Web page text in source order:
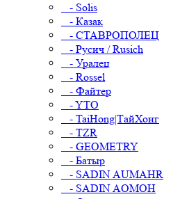
- Solis
- Казак
- СТАВРОПОЛЕЦ
- Русич / Rusich
- Уралец
- Rossel
- Файтер
- YTO
- TaiHong|ТайХонг
- TZR
- GEOMETRY
- Батыр
- SADIN AUMAHR
- SADIN AOMOH